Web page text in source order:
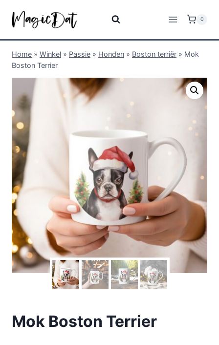
0
Home » Winkel » Passie » Honden » Boston terriër » Mok
Boston Terrier
Mok Boston Terrier